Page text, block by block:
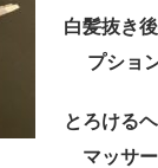
白髪抜き
プショ
とろける
マッサ